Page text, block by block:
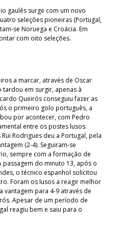
gaulês surge com um novo
seleções pioneiras (Portugal,
se Noruega e Croácia. Em
com oito seleções.
a marcar, através de Oscar
em surgir, apenas à
Queirós conseguiu fazer as
o primeiro golo português, a
por acontecer, com Pedro
entre os postes lusos.
Rodrigues deu a Portugal, pela
(2-4). Seguiram-se
sempre com a formação de
passagem do minuto 13, após o
o técnico espanhol solicitou
Foram os lusos a reagir melhor
vantagem para 4-9 através de
Apesar de um período de
reagiu bem e saiu para o